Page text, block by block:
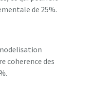
de 25%.
coherence des